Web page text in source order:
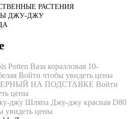
РАСТЕНИЯ
ДЖУ-ДЖУ
Ваза коралловая 10-
Войти чтобы увидеть цены
НА ПОДСТАВКЕ Войти
цены
Шляпа Джу-джу красная D80
увидеть цены